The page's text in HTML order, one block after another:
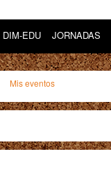
DIM-EDU JORNADAS
Mis eventos